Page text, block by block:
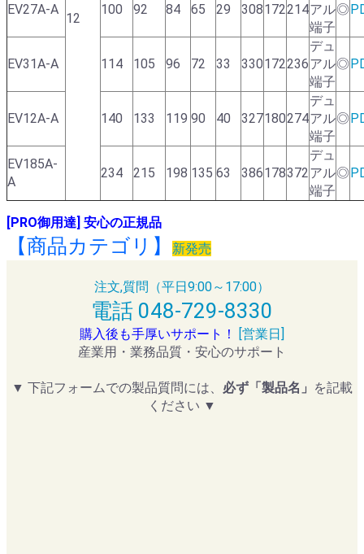
12
EV27A-A 100 92 84 65 29 308172214アル
端子
◎
EV31A-A 114 105 96 72 33 330172236
デュ
アル
端子
◎
EV12A-A 140 133 119 90 40 327180274
デュ
アル
端子
◎
EV185A-
A
234 215 198 135 63 386178372
デュ
アル
端子
◎
[PRO御用達] 安心の正規品
【商品カテゴリ】 新発売
注文,質問（平日9:00～17:00）
電話 048-729-8330
購入後も手厚いサポート！
[営業日]
産業用・業務品質・安心のサポート
▼ 下記フォームでの製品質問には、 必ず「製品名」 を記載
ください ▼